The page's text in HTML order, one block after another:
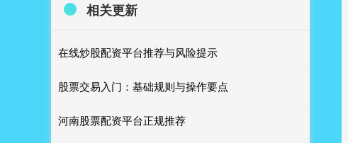
相关更新
在线炒股配资平台推荐与风险提示
股票交易入门：基础规则与操作要点
河南股票配资平台正规推荐